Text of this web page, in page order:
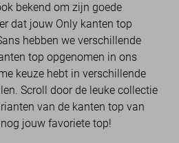
bekend om zijn goede
dat jouw Only kanten top
hebben we verschillende
top opgenomen in ons
keuze hebt in verschillende
Scroll door de leuke collectie
van de kanten top van
jouw favoriete top!